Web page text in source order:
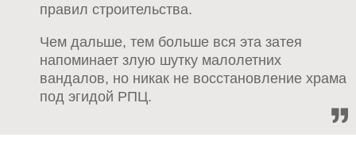
правил строительства.
Чем дальше, тем больше вся эта затея
напоминает злую шутку малолетних
вандалов, но никак не восстановление храма
под эгидой РПЦ.